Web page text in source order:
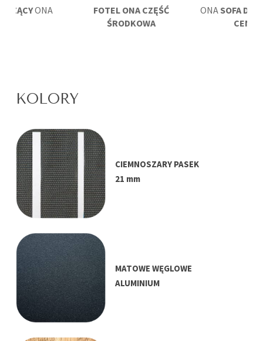
FOTEL ONA CZĘŚĆ
ŚRODKOWA
ONA SOFA
ONA
KOLORY
CIEMNOSZARY PASEK
21 mm
MATOWE WĘGLOWE
ALUMINIUM